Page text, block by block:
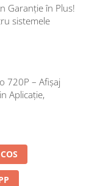
Garanție în Plus!
sistemele
720P – Afișaj
Aplicație,